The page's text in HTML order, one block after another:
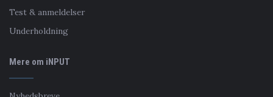
Test & anmeldelser
Underholdning
Mere om iNPUT